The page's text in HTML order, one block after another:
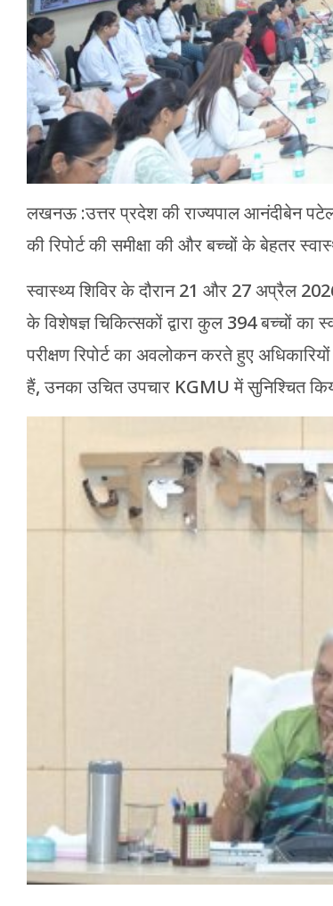
लखनऊ :उत्तर प्रदेश की राज्यपाल आनंदीबेन
की रिपोर्ट की समीक्षा की और बच्चों के बेहतर
स्वास्थ्य शिविर के दौरान 21 और 27 अप्रैल
के विशेषज्ञ चिकित्सकों द्वारा कुल 394 बच्चों का
परीक्षण रिपोर्ट का अवलोकन करते हुए
हैं, उनका उचित उपचार KGMU में सुनिश्चित
प्रयागराज
रामपुर